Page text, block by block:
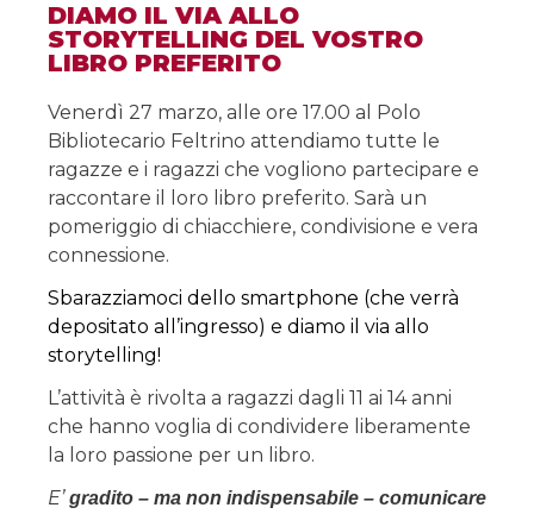
DIAMO IL VIA ALLO
STORYTELLING DEL VOSTRO
LIBRO PREFERITO
Venerdì 27 marzo, alle ore 17.00 al Polo
Bibliotecario Feltrino attendiamo tutte le
ragazze e i ragazzi che vogliono partecipare e
raccontare il loro libro preferito. Sarà un
pomeriggio di chiacchiere, condivisione e vera
connessione.
Sbarazziamoci dello smartphone (che verrà
depositato all’ingresso) e diamo il via allo
storytelling!
L’attività è rivolta a ragazzi dagli 11 ai 14 anni
che hanno voglia di condividere liberamente
la loro passione per un libro.
E’gradito – ma non indispensabile – comunicare